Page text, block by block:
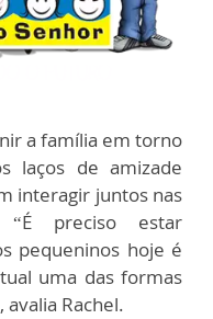
a família em torno
laços de amizade
interagir juntos nas
“É preciso estar
pequeninos hoje é
uma das formas
avalia Rachel.